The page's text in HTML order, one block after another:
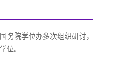
务院学位办多次组织研讨，
位。